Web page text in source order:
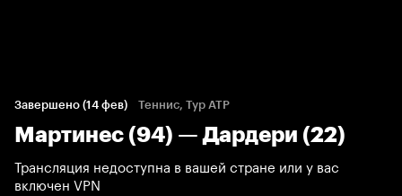
Завершено (14 фев) Теннис, Тур ATP
Мартинес (94) — Дардери (22)
Трансляция недоступна в вашей стране или у вас
включен VPN